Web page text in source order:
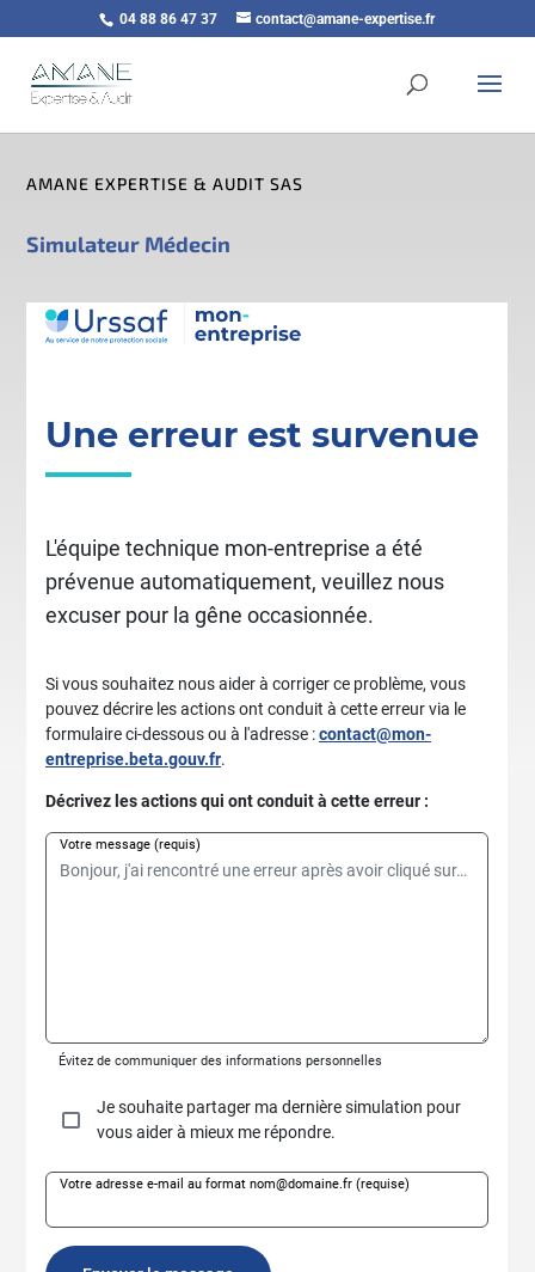
04 88 86 47 37 contact@amane-expertise.fr
AMANE EXPERTISE & AUDIT SAS
Simulateur Médecin